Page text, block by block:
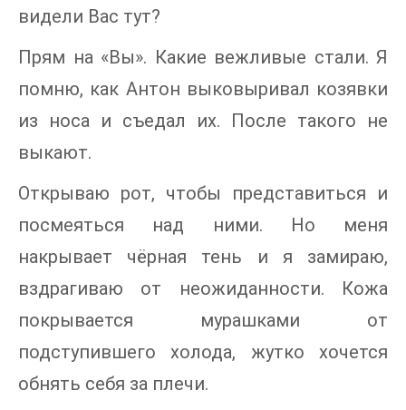
видели Вас тут?
Прям на «Вы». Какие вежливые стали. Я
помню, как Антон выковыривал козявки
из носа и съедал их. После такого не
выкают.
Открываю рот, чтобы представиться и
посмеяться над ними. Но меня
накрывает чёрная тень и я замираю,
вздрагиваю от неожиданности. Кожа
покрывается мурашками от
подступившего холода, жутко хочется
обнять себя за плечи.